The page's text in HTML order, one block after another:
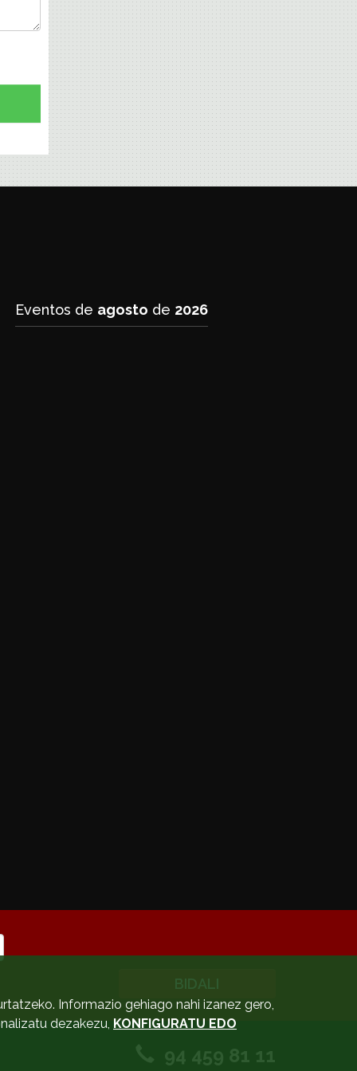
Eventos de agosto de 2026
BIDALI
94 459 81 11
Informazio gehiago nahi izanez gero,
dezakezu, KONFIGURATU EDO